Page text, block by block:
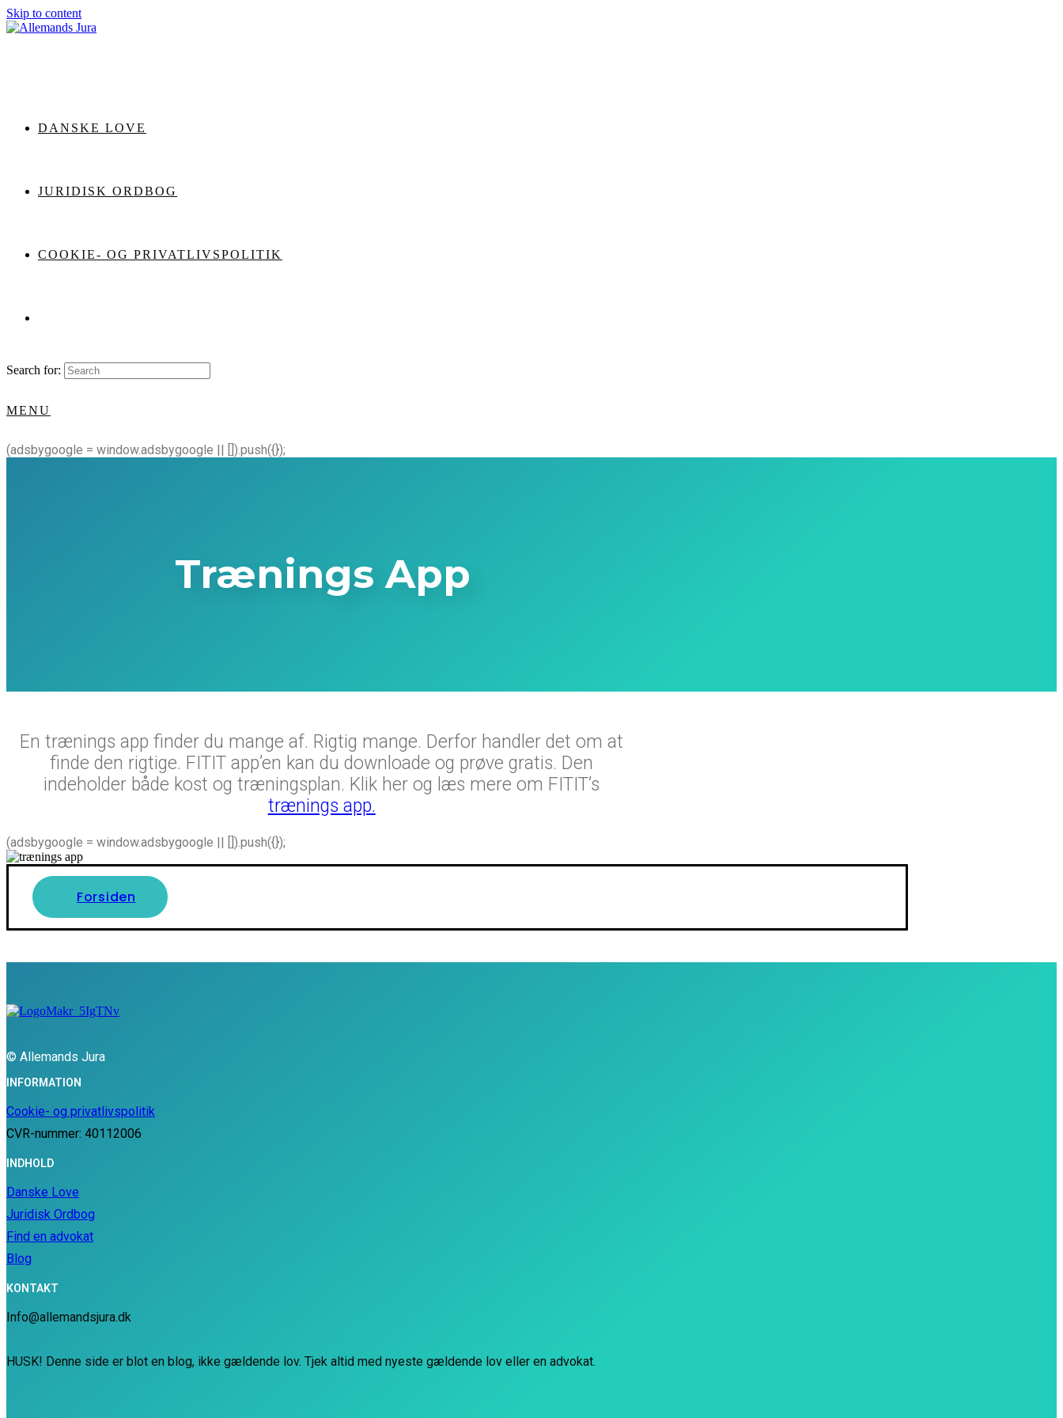
Skip to content
DANSKE LOVE
JURIDISK ORDBOG
COOKIE- OG PRIVATLIVSPOLITIK
Search for:
MENU
(adsbygoogle = window.adsbygoogle || []).push({});
Trænings App
En trænings app finder du mange af. Rigtig mange. Derfor handler det om at
finde den rigtige. FITIT app’en kan du downloade og prøve gratis. Den
indeholder både kost og træningsplan. Klik her og læs mere om FITIT’s
trænings app.
(adsbygoogle = window.adsbygoogle || []).push({});
Forsiden
© Allemands Jura
INFORMATION
Cookie- og privatlivspolitik
CVR-nummer: 40112006
INDHOLD
Danske Love
Juridisk Ordbog
Find en advokat
Blog
KONTAKT
Info@allemandsjura.dk
HUSK! Denne side er blot en blog, ikke gældende lov. Tjek altid med nyeste gældende lov eller en advokat.